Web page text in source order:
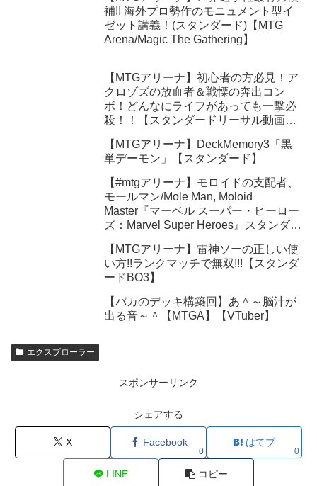
補!! 海外プロ勢作のモニュメント型イ
ゼット講義！(スタンダード)【MTG
Arena/Magic The Gathering】
【MTGアリーナ】初心者の方必見！ア
クロゾズの放血者＆戦慄の奔出コン
ボ！どんなにライフがあっても一撃必
殺！！【スタンダードリーサル動画】
ザリング
【MTGアリーナ】DeckMemory3「黒
単デーモン」【スタンダード】
【#mtgアリーナ】モロイドの支配者、
モールマン/Mole Man, Moloid
Master『マーベル スーパー・ヒーロー
ズ：Marvel Super Heroes』スタンダー
【MTGアリーナ】雷神ソーの正しい使
い方!!ランクマッチで無双!!!【スタンダ
ードBO3】
【バカのデッキ構築回】あ＾～脳汁が
出る音～＾【MTGA】【VTuber】
エクスプローラー
スポンサーリンク
シェアする
X Facebook
0
はてブ
0
LINE コピー